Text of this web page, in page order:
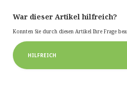
War dieser Artikel hilfreich?
Konnten Sie durch diesen Artikel Ihre Frage
HILFREICH